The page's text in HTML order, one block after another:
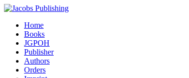
Home
Books
JGPOH
Publisher
Authors
Orders